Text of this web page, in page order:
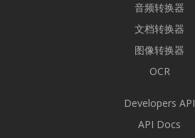
音频转换器
文档转换器
图像转换器
OCR
Developers API
API Docs